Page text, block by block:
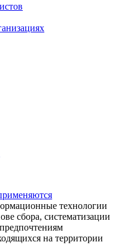
технологии
сбора, систематизации
на территории